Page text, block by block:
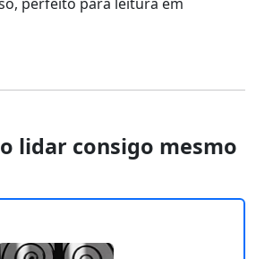
lidar consigo mesmo